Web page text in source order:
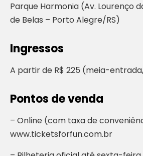
Parque Harmonia (Av. Lourenço
de Belas – Porto Alegre/RS)
Ingressos
A partir de R$ 225 (meia-
Pontos de venda
– Online (com taxa de
www.ticketsforfun.com.br